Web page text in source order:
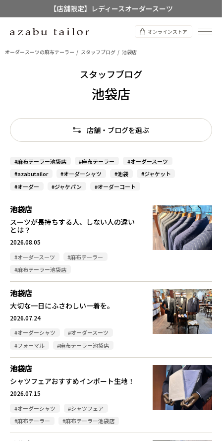
【店舗限定】レディースオーダースーツ
8/12~8/16 夏季休業のお知らせ
オンラインストア
オーダースーツの麻布テーラー スタッフブログ 池袋店
スタッフブログ
池袋店
店舗・ブログを選ぶ
#麻布テーラー池袋店 #麻布テーラー
#オーダースーツ
#azabutailor
#オーダーシャツ #池袋
#ジャケット
#オーダー
#ジャケパン #オーダーコート
池袋店
スーツが長持ちする人、しない人の違い
とは？
2026.08.05
#オーダースーツ
#麻布テーラー
#麻布テーラー池袋店
池袋店
大切な一日にふさわしい一着を。
2026.07.24
#オーダーシャツ
#オーダースーツ
#フォーマル
#麻布テーラー池袋店
池袋店
シャツフェアおすすめインポート生地！
2026.07.15
#オーダーシャツ
#シャツフェア
#麻布テーラー
#麻布テーラー池袋店